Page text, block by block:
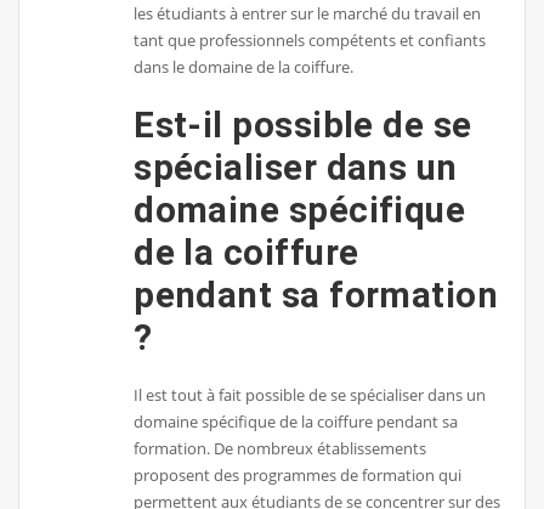
les étudiants à entrer sur le marché du travail en
tant que professionnels compétents et confiants
dans le domaine de la coiffure.
Est-il possible de se
spécialiser dans un
domaine spécifique
de la coiffure
pendant sa formation
?
Il est tout à fait possible de se spécialiser dans un
domaine spécifique de la coiffure pendant sa
formation. De nombreux établissements
proposent des programmes de formation qui
permettent aux étudiants de se concentrer sur des